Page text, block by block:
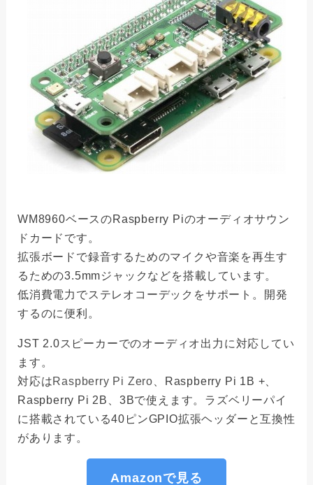
WM8960ベースのRaspberry Piのオーディオサウン
ドカードです。
拡張ボードで録音するためのマイクや音楽を再生す
るための3.5mmジャックなどを搭載しています。
低消費電力でステレオコーデックをサポート。開発
するのに便利。
JST 2.0スピーカーでのオーディオ出力に対応してい
ます。
対応はRaspberry Pi Zero 、Raspberry Pi 1B +、
Raspberry Pi 2B、3Bで使えます。ラズベリーパイ
に搭載されている40ピンGPIO拡張ヘッダーと互換性
があります。
Amazonで見る